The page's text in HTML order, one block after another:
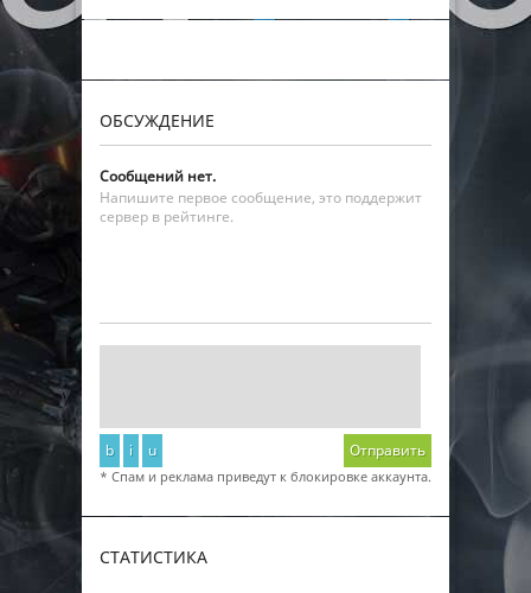
ОБСУЖДЕНИЕ
Сообщений нет.
Напишите первое сообщение, это поддержит
сервер в рейтинге.
b i u Отправить
* Спам и реклама приведут к блокировке аккаунта.
СТАТИСТИКА